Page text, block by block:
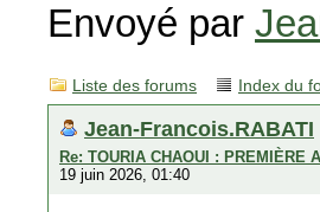
Envoyé par
Liste des forums Index du
Jean-Francois.RABATI
Re: TOURIA CHAOUI : PREMIÈRE
19 juin 2026, 01:40